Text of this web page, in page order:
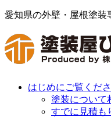
愛知県の外壁・屋根塗装
はじめにご覧くだ
塗装について
すでに見積も